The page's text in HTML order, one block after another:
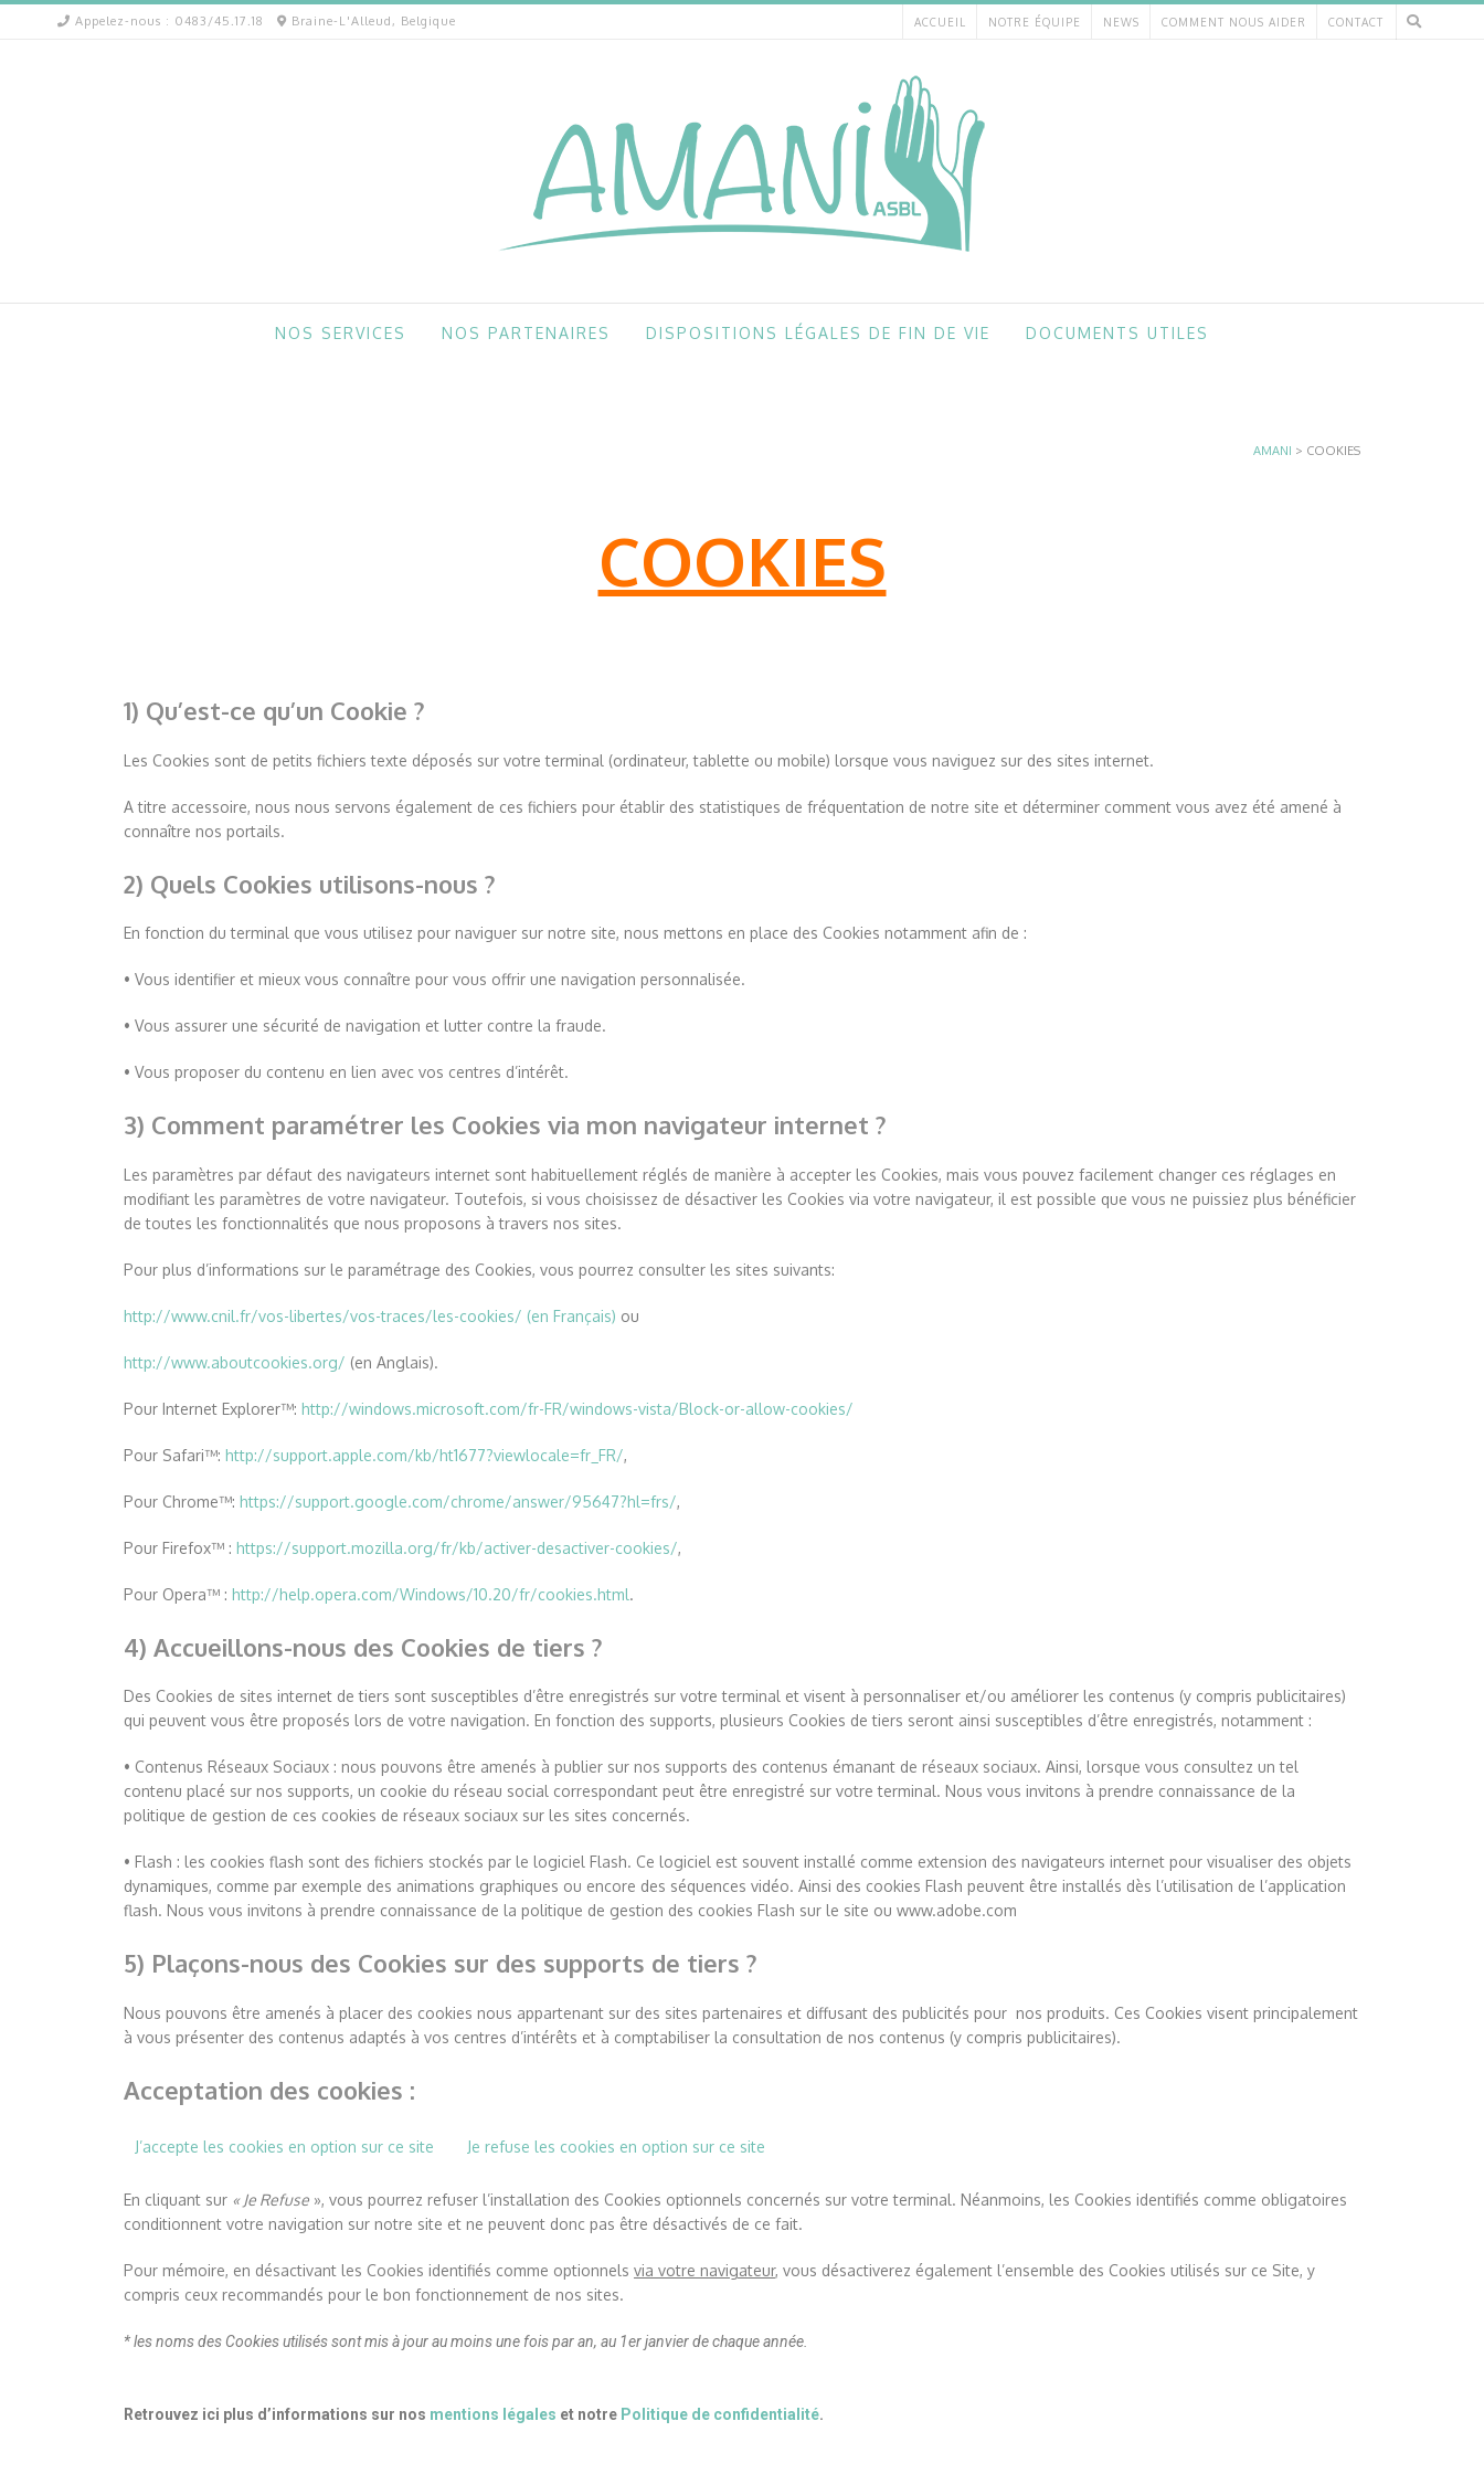
Appelez-nous : 0483/45.17.18 Braine-L'Alleud, Belgique ACCUEIL NOTRE ÉQUIPE NEWS COMMENT NOUS AIDER CONTACT
NOS SERVICES NOS PARTENAIRES DISPOSITIONS LÉGALES DE FIN DE VIE DOCUMENTS UTILES
AMANI > COOKIES
COOKIES
1) Qu’est-ce qu’un Cookie ?
Les Cookies sont de petits fichiers texte déposés sur votre terminal (ordinateur, tablette ou mobile) lorsque vous naviguez sur des sites internet.
A titre accessoire, nous nous servons également de ces fichiers pour établir des statistiques de fréquentation de notre site et déterminer comment vous avez été amené à
connaître nos portails.
2) Quels Cookies utilisons-nous ?
En fonction du terminal que vous utilisez pour naviguer sur notre site, nous mettons en place des Cookies notamment afin de :
• Vous identifier et mieux vous connaître pour vous offrir une navigation personnalisée.
• Vous assurer une sécurité de navigation et lutter contre la fraude.
• Vous proposer du contenu en lien avec vos centres d’intérêt.
3) Comment paramétrer les Cookies via mon navigateur internet ?
Les paramètres par défaut des navigateurs internet sont habituellement réglés de manière à accepter les Cookies, mais vous pouvez facilement changer ces réglages en
modifiant les paramètres de votre navigateur. Toutefois, si vous choisissez de désactiver les Cookies via votre navigateur, il est possible que vous ne puissiez plus bénéficier
de toutes les fonctionnalités que nous proposons à travers nos sites.
Pour plus d’informations sur le paramétrage des Cookies, vous pourrez consulter les sites suivants:
http://www.cnil.fr/vos-libertes/vos-traces/les-cookies/ (en Français) ou
http://www.aboutcookies.org/ (en Anglais).
Pour Internet Explorer™: http://windows.microsoft.com/fr-FR/windows-vista/Block-or-allow-cookies/
Pour Safari™: http://support.apple.com/kb/ht1677?viewlocale=fr_FR/,
Pour Chrome™: https://support.google.com/chrome/answer/95647?hl=frs/,
Pour Firefox™ : https://support.mozilla.org/fr/kb/activer-desactiver-cookies/,
Pour Opera™ : http://help.opera.com/Windows/10.20/fr/cookies.html.
4) Accueillons-nous des Cookies de tiers ?
Des Cookies de sites internet de tiers sont susceptibles d’être enregistrés sur votre terminal et visent à personnaliser et/ou améliorer les contenus (y compris publicitaires)
qui peuvent vous être proposés lors de votre navigation. En fonction des supports, plusieurs Cookies de tiers seront ainsi susceptibles d’être enregistrés, notamment :
• Contenus Réseaux Sociaux : nous pouvons être amenés à publier sur nos supports des contenus émanant de réseaux sociaux. Ainsi, lorsque vous consultez un tel
contenu placé sur nos supports, un cookie du réseau social correspondant peut être enregistré sur votre terminal. Nous vous invitons à prendre connaissance de la
politique de gestion de ces cookies de réseaux sociaux sur les sites concernés.
• Flash : les cookies flash sont des fichiers stockés par le logiciel Flash. Ce logiciel est souvent installé comme extension des navigateurs internet pour visualiser des objets
dynamiques, comme par exemple des animations graphiques ou encore des séquences vidéo. Ainsi des cookies Flash peuvent être installés dès l’utilisation de l’application
flash. Nous vous invitons à prendre connaissance de la politique de gestion des cookies Flash sur le site ou www.adobe.com
5) Plaçons-nous des Cookies sur des supports de tiers ?
Nous pouvons être amenés à placer des cookies nous appartenant sur des sites partenaires et diffusant des publicités pour nos produits. Ces Cookies visent principalement
à vous présenter des contenus adaptés à vos centres d’intérêts et à comptabiliser la consultation de nos contenus (y compris publicitaires).
Acceptation des cookies :
J’accepte les cookies en option sur ce site Je refuse les cookies en option sur ce site
En cliquant sur « Je Refuse », vous pourrez refuser l’installation des Cookies optionnels concernés sur votre terminal. Néanmoins, les Cookies identifiés comme obligatoires
conditionnent votre navigation sur notre site et ne peuvent donc pas être désactivés de ce fait.
Pour mémoire, en désactivant les Cookies identifiés comme optionnels via votre navigateur, vous désactiverez également l’ensemble des Cookies utilisés sur ce Site, y
compris ceux recommandés pour le bon fonctionnement de nos sites.
* les noms des Cookies utilisés sont mis à jour au moins une fois par an, au 1er janvier de chaque année.
Retrouvez ici plus d’informations sur nos mentions légales et notre Politique de confidentialité.